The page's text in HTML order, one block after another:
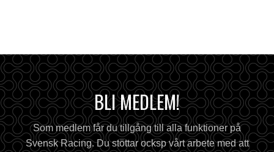
BLI MEDLEM!
Som medlem får du tillgång till alla funktioner på
Svensk Racing. Du stöttar ocksp vårt arbete med att